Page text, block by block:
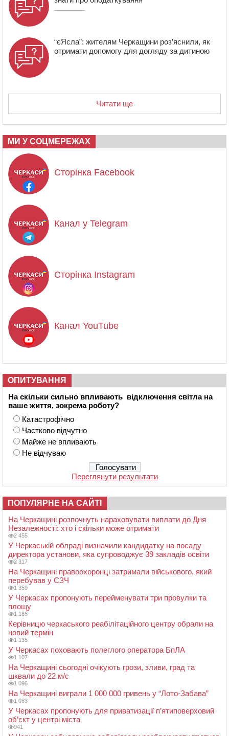
“єЯсла”: жителям Черкащини роз’яснили, як
отримати допомогу для догляду за дитиною
Читати ще
МИ У СОЦМЕРЕЖАХ
Сторінка Facebook
Канал у Telegram
Сторінка Instagram
Канал YouTube
ОПИТУВАННЯ
На скільки сильно впливають відключення світла на
ваше життя, зокрема роботу?
Катастрофічно
Частково відчутно
Майже не впливають
Не відчуваю
Переглянути результати
ПОПУЛЯРНЕ НА САЙТІ
На Черкащині розпочнуть нараховувати виплати до Дня
Незалежності: хто і скільки може отримати
2 455
У Черкаській облраді визначили кандидатку на посаду
директора установи, яка супроводжує 39 закладів освіти
2 317
На Черкащині правоохоронці затримали військового, який
перебував у СЗЧ
1 359
У Черкасах пропонують перейменувати три провулки та
площу
1 185
Керівницю черкаського реабілітаційного центру обрали на
новий термін
1 135
У Черкасах поховають полеглого оператора БпЛА
1 107
На Черкащині сьогодні очікують грози, зливи, град та
шквали до 22 м/с
1 096
На Черкащині виграли 1 000 000 гривень у “Лото-Забава”
1 083
У Черкасах пропонують для приватизації п’ятиповерховий
об’єкт у центрі міста
941